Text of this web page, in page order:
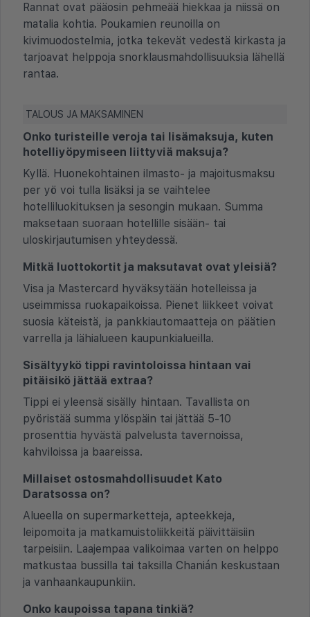
Rannat ovat pääosin pehmeää hiekkaa ja niissä on
matalia kohtia. Poukamien reunoilla on
kivimuodostelmia, jotka tekevät vedestä kirkasta ja
tarjoavat helppoja snorklausmahdollisuuksia lähellä
rantaa.
TALOUS JA MAKSAMINEN
Onko turisteille veroja tai lisämaksuja, kuten
hotelliyöpymiseen liittyviä maksuja?
Kyllä. Huonekohtainen ilmasto- ja majoitusmaksu
per yö voi tulla lisäksi ja se vaihtelee
hotelliluokituksen ja sesongin mukaan. Summa
maksetaan suoraan hotellille sisään- tai
uloskirjautumisen yhteydessä.
Mitkä luottokortit ja maksutavat ovat yleisiä?
Visa ja Mastercard hyväksytään hotelleissa ja
useimmissa ruokapaikoissa. Pienet liikkeet voivat
suosia käteistä, ja pankkiautomaatteja on päätien
varrella ja lähialueen kaupunkialueilla.
Sisältyykö tippi ravintoloissa hintaan vai
pitäisikö jättää extraa?
Tippi ei yleensä sisälly hintaan. Tavallista on
pyöristää summa ylöspäin tai jättää 5-10
prosenttia hyvästä palvelusta tavernoissa,
kahviloissa ja baareissa.
Millaiset ostosmahdollisuudet Kato
Daratsossa on?
Alueella on supermarketteja, apteekkeja,
leipomoita ja matkamuistoliikkeitä päivittäisiin
tarpeisiin. Laajempaa valikoimaa varten on helppo
matkustaa bussilla tai taksilla Chanián keskustaan
ja vanhaankaupunkiin.
Onko kaupoissa tapana tinkiä?